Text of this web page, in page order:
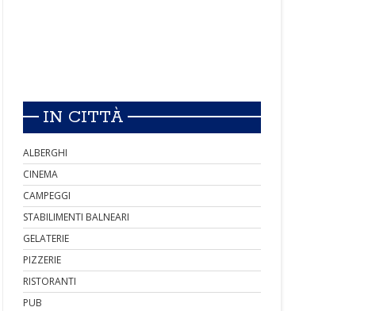
IN CITTÀ
ALBERGHI
CINEMA
CAMPEGGI
STABILIMENTI BALNEARI
GELATERIE
PIZZERIE
RISTORANTI
PUB